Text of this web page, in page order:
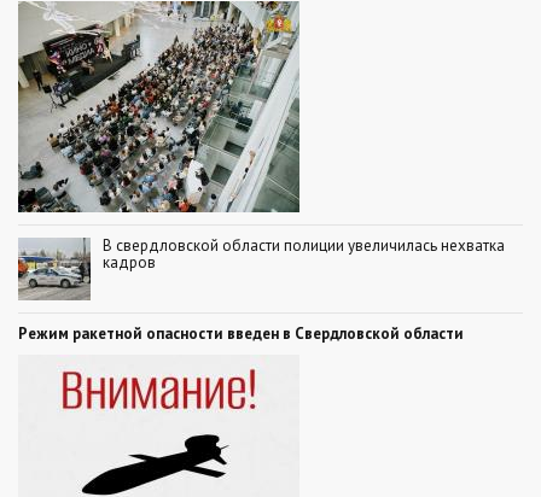
В свердловской области полиции увеличилась нехватка
кадров
Режим ракетной опасности введен в Свердловской области